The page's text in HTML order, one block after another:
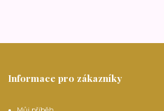
Informace pro zákazníky